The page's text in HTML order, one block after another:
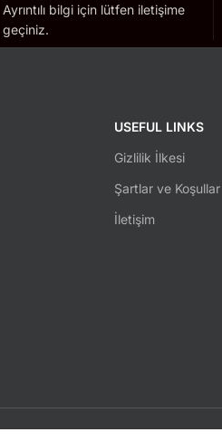
Ayrıntılı bilgi için lütfen iletişime
geçiniz.
USEFUL LINKS
Gizlilik İlkesi
Şartlar ve Koşullar
İletişim